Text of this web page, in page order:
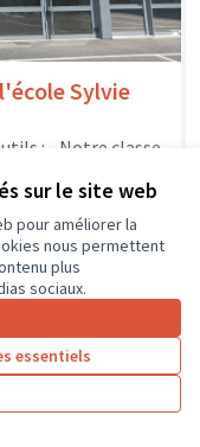
sur le site web
pour améliorer la
nous permettent
plus
sociaux.
essentiels
Sylvie
: - Notre classe
Dierre
100
7